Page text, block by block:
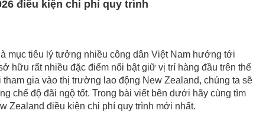
điều kiện chi phí quy trình
mục tiêu lý tưởng nhiều công dân Việt Nam hướng tới
hữu rất nhiều đặc điểm nổi bật giữ vị trí hàng đầu trên thế
gia vào thị trường lao động New Zealand, chúng ta sẽ
chế độ đãi ngộ tốt. Trong bài viết bên dưới hãy cùng tìm
Zealand điều kiện chi phí quy trình mới nhất.